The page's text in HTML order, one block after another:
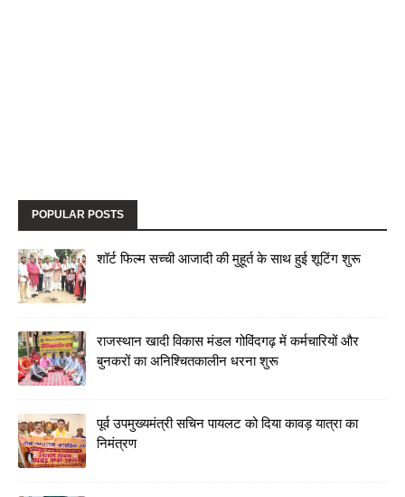
POPULAR POSTS
शॉर्ट फिल्म सच्ची आजादी की मुहूर्त के साथ हुई शूटिंग शुरू
राजस्थान खादी विकास मंडल गोविंदगढ़ में कर्मचारियों और
बुनकरों का अनिश्चितकालीन धरना शुरू
पूर्व उपमुख्यमंत्री सचिन पायलट को दिया कावड़ यात्रा का
निमंत्रण